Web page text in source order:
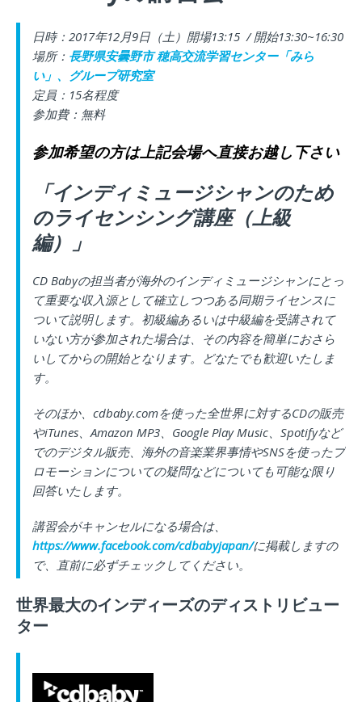
日時：2017年12月9日（土）開場13:15 / 開始13:30~16:30
場所： 長野県安曇野市 穂高交流学習センター「みら
い」、グループ研究室
定員：15名程度
参加費：無料
参加希望の方は上記会場へ直接お越し下さい
「インディミュージシャンのため
のライセンシング講座（上級
編）」
CD Babyの担当者が海外のインディミュージシャンにとっ
て重要な収入源として確立しつつある同期ライセンスに
ついて説明します。初級編あるいは中級編を受講されて
いない方が参加された場合は、その内容を簡単におさら
いしてからの開始となります。どなたでも歓迎いたしま
す。
そのほか、cdbaby.comを使った全世界に対するCDの販売
やiTunes、Amazon MP3、Google Play Music、Spotifyなど
でのデジタル販売、海外の音楽業界事情やSNSを使ったプ
ロモーションについての疑問などについても可能な限り
回答いたします。
講習会がキャンセルになる場合は、
https://www.facebook.com/cdbabyjapan/に掲載しますの
で、直前に必ずチェックしてください。
世界最大のインディーズのディストリビュー
ター